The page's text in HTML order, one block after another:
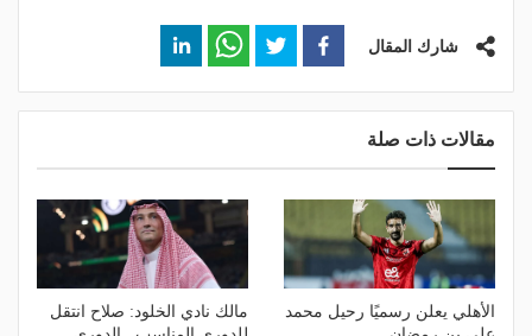
شارك المقال
مقالات ذات صلة
الأهلي يعلن رسميًا رحيل محمد
مالك نادي الخلود: صلاح انتقل